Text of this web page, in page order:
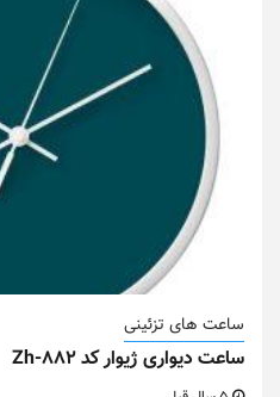
ساعت های تزئینی
ساعت دیواری ژیوار کد Zh-882